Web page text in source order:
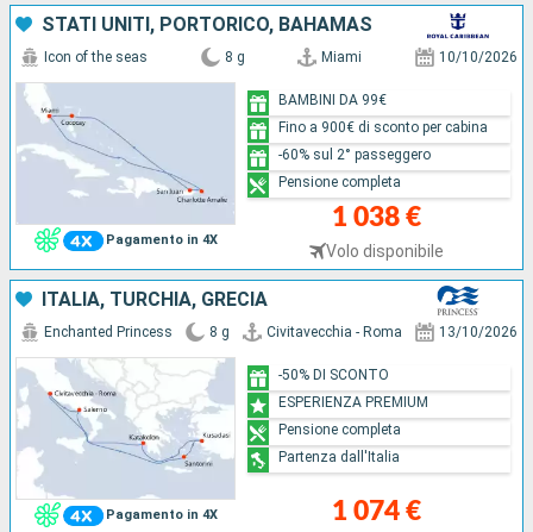
STATI UNITI, PORTORICO, BAHAMAS
Pagamento in 4X
Icon of the seas 8 g Miami 10/10/2026
1 038 €
Volo disponibile
BAMBINI DA 99€
Fino a 900€ di sconto per cabina
-60% sul 2° passeggero
Pensione completa
ITALIA, TURCHIA, GRECIA
Pagamento in 4X
Enchanted Princess 8 g Civitavecchia - Roma 13/10/2026
1 074 €
-50% DI SCONTO
ESPERIENZA PREMIUM
Pensione completa
Partenza dall'Italia